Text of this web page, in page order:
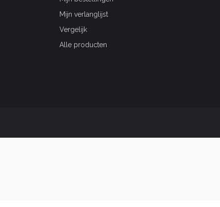
Mijn verlanglijst
Vergelijk
Alle producten